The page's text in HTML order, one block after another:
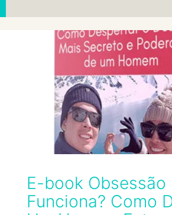
E-book Obsessão
Funciona? Como